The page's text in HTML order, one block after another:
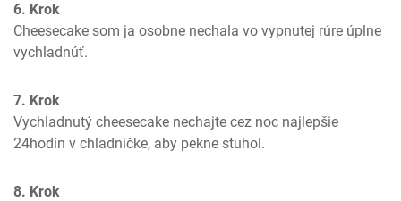
6. Krok
Cheesecake som ja osobne nechala vo vypnutej rúre úplne
vychladnúť.
7. Krok
Vychladnutý cheesecake nechajte cez noc najlepšie
24hodín v chladničke, aby pekne stuhol.
8. Krok